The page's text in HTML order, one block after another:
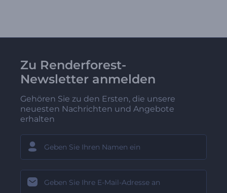
Zu Renderforest-
Newsletter anmelden
Gehören Sie zu den Ersten, die unsere
neuesten Nachrichten und Angebote
erhalten